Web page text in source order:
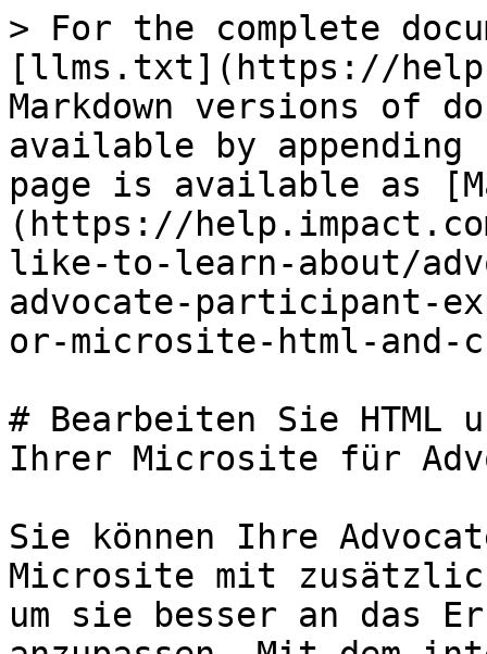
> For the complete
[llms.txt](https://
Markdown versions of
available by
page is available as
(https://
like-to-learn-about/
advocate-participant-
or-microsite-html-and-
# Bearbeiten Sie HTML
Ihrer Microsite für
Sie können Ihre
Microsite mit
um sie besser an das